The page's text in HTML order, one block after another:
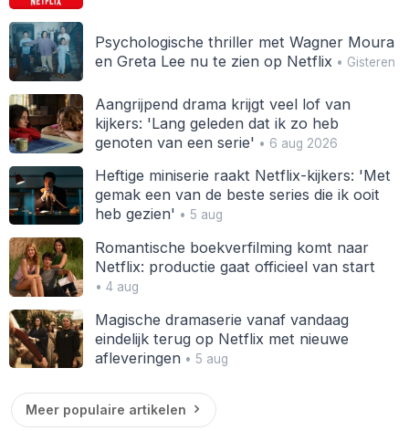
Psychologische thriller met Wagner Moura
en Greta Lee nu te zien op Netflix • Gisteren
Aangrijpend drama krijgt veel lof van
kijkers: 'Lang geleden dat ik zo heb
genoten van een serie' • 6 aug 2026
Heftige miniserie raakt Netflix-kijkers: 'Met
gemak een van de beste series die ik ooit
heb gezien' • 5 aug
Romantische boekverfilming komt naar
Netflix: productie gaat officieel van start
• 4 aug
Magische dramaserie vanaf vandaag
eindelijk terug op Netflix met nieuwe
afleveringen• 5 aug
Meer populaire artikelen